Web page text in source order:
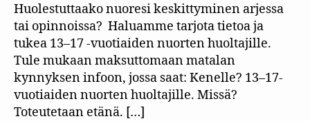
Huolestuttaako nuoresi keskittyminen arjessa
tai opinnoissa? Haluamme tarjota tietoa ja
tukea 13–17 -vuotiaiden nuorten huoltajille.
Tule mukaan maksuttomaan matalan
kynnyksen infoon, jossa saat: Kenelle? 13–17-
vuotiaiden nuorten huoltajille. Missä?
Toteutetaan etänä. […]